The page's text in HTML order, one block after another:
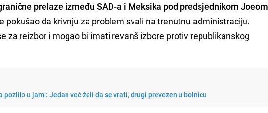
prelaze između SAD-a i Meksika pod predsjednikom Joeom
pokušao da krivnju za problem svali na trenutnu administraciju.
za reizbor i mogao bi imati revanš izbore protiv republikanskog
pozlilo u jami: Jedan već želi da se vrati, drugi prevezen u bolnicu